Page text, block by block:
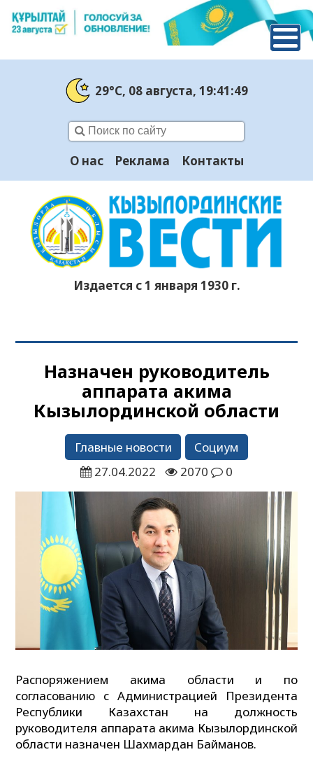
29°C, 08 августа, 19:41:50
О нас Реклама Контакты
Издается с 1 января 1930 г.
Назначен руководитель
аппарата акима
Кызылординской области
Главные новости
Социум
27.04.2022
2070 0
Распоряжением акима области и по
согласованию с Администрацией Президента
Республики Казахстан на должность
руководителя аппарата акима Кызылординской
области назначен Шахмардан Байманов.